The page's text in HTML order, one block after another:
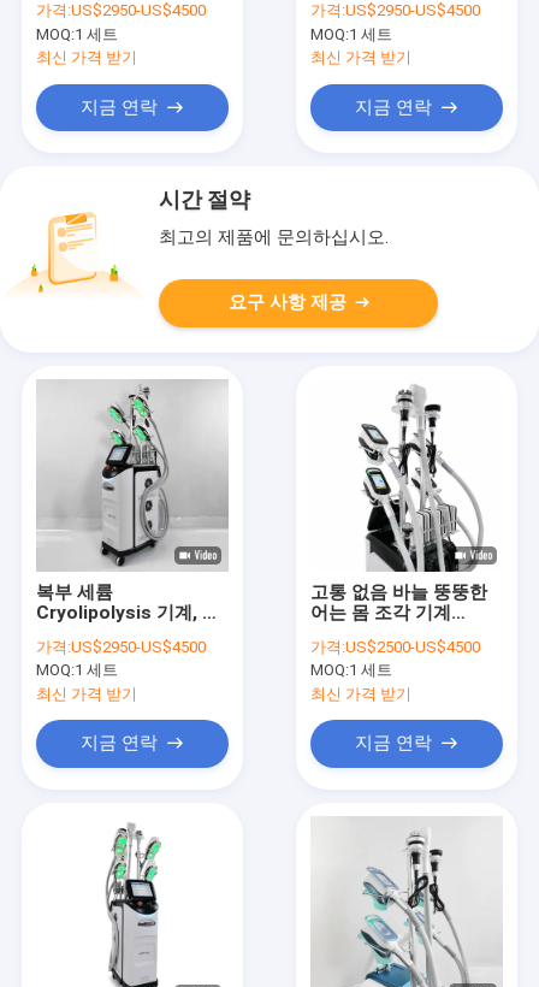
중을 줄이는 Cryo를 취
급합니다
가격:US$2950-US$4500
MOQ:1 세트
최신 가격 받기
지금 연락
가격:US$2950-US$4500
MOQ:1 세트
최신 가격 받기
지금 연락
시간 절약
최고의 제품에 문의하십시오.
요구 사항 제공
복부 세륨
Cryolipolysis 기계, 기
Cryolipolysis 뚱뚱한
동결
가격:US$2950-US$4500
MOQ:1 세트
최신 가격 받기
지금 연락
고통 없음 바늘 뚱뚱한
어는 몸 조각 기계
가격:US$2500-US$4500
MOQ:1 세트
최신 가격 받기
지금 연락